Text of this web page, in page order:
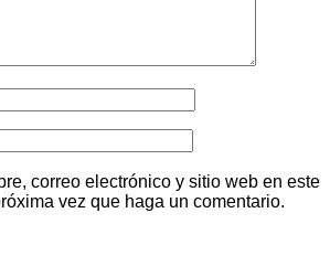
correo electrónico y sitio web en este
vez que haga un comentario.